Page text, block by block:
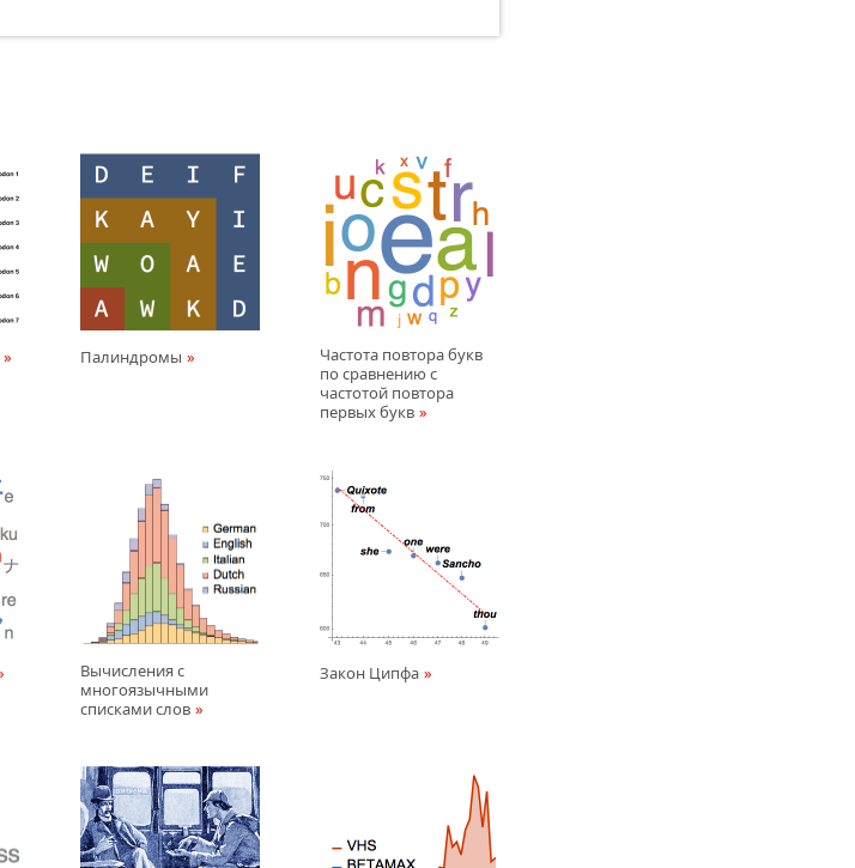
Палиндромы
Частота повтора букв
по сравнению с
частотой повтора
первых букв
Вычисления с
многоязычными
списками слов
Закон Ципфа